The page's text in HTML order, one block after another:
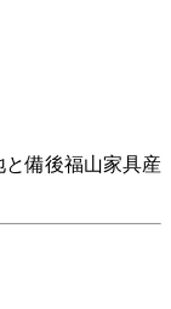
備後福山家具産